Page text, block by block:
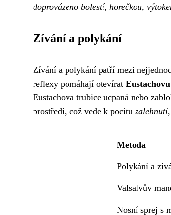
doprovázeno bolestí, horečkou,
Zívání a polykání
Zívání a polykání patří mezi
reflexy pomáhají otevírat
Eustachova trubice ucpaná nebo
prostředí, což vede k pocitu zalehnutí
Metoda
Polykání a
Valsalvův
Nosní sprej s